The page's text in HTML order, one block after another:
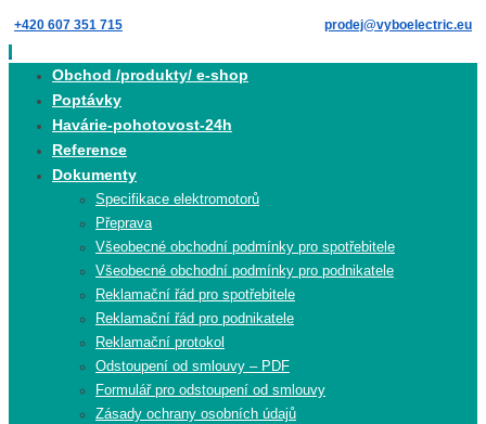
Skip
to
content
+420 607 351 715 prodej@vyboelectric.eu
Obchod /produkty/ e-shop
Poptávky
Havárie-pohotovost-24h
Reference
Dokumenty
Specifikace elektromotorů
Přeprava
Všeobecné obchodní podmínky pro spotřebitele
Všeobecné obchodní podmínky pro podnikatele
Reklamační řád pro spotřebitele
Reklamační řád pro podnikatele
Reklamační protokol
Odstoupení od smlouvy – PDF
Formulář pro odstoupení od smlouvy
Zásady ochrany osobních údajů